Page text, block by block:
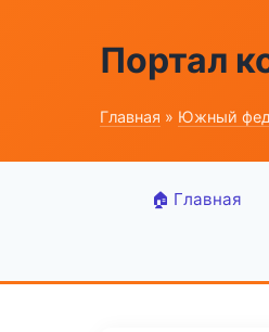
Портал
Главная » Южный
🏠 Главная